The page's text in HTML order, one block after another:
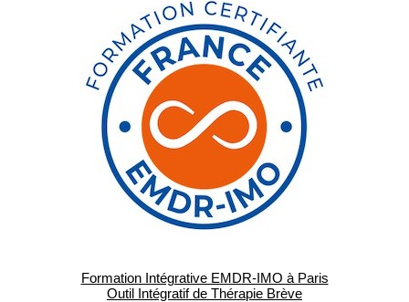
Formation Intégrative EMDR-IMO à Paris
Outil Intégratif de Thérapie Brève